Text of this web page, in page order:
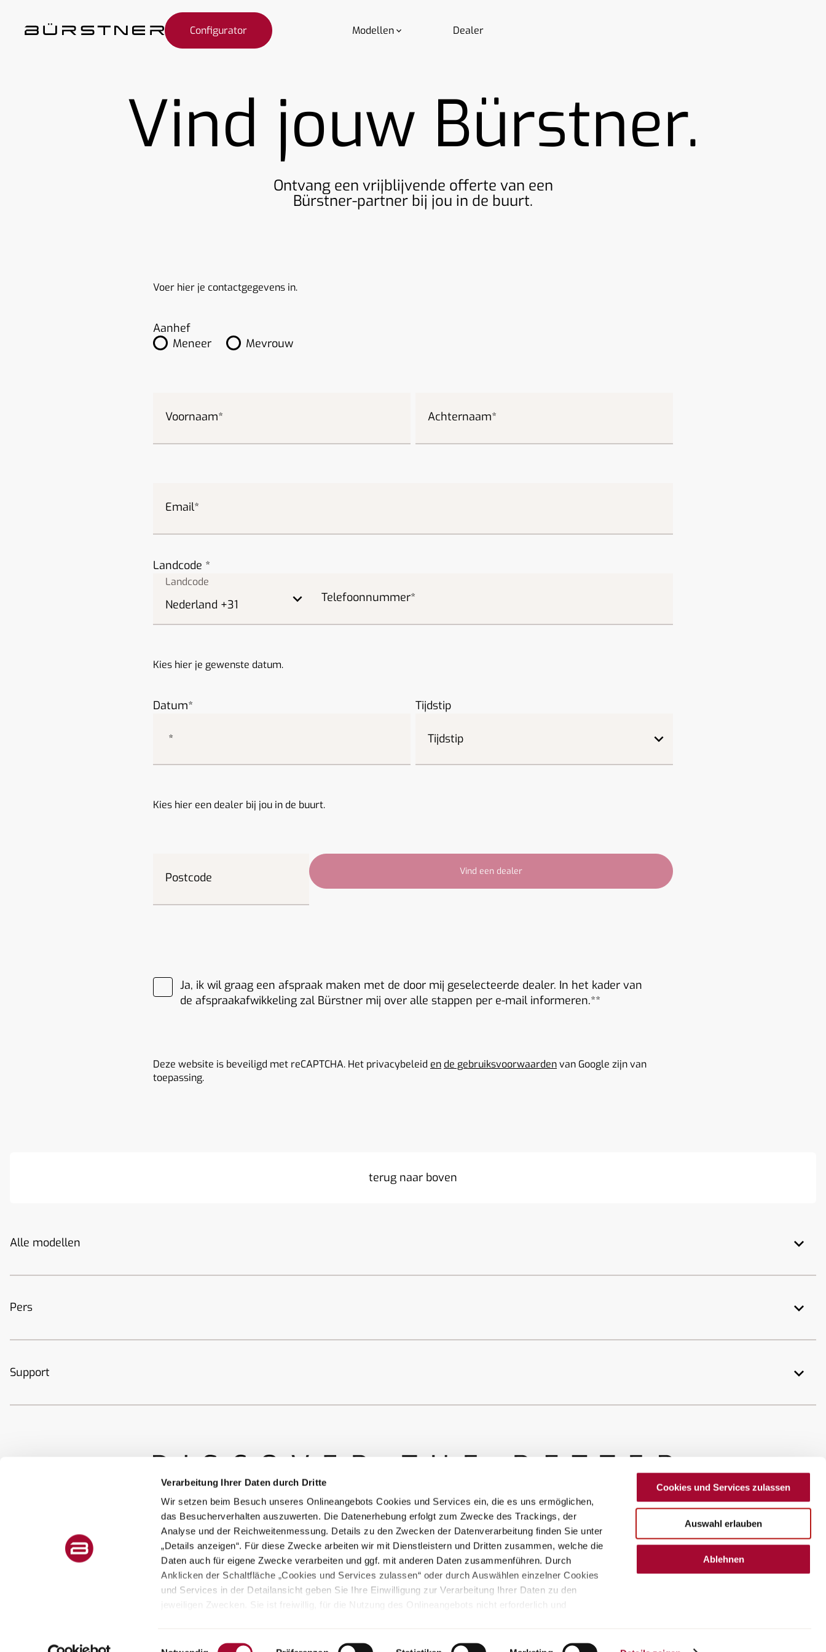
Verarbeitung Ihrer Daten durch Dritte
Wir setzen beim Besuch unseres Onlineangebots Cookies und Services ein, die es uns ermöglichen,
das Besucherverhalten auszuwerten. Die Datenerhebung erfolgt zum Zwecke des Trackings, der
Analyse und der Reichweitenmessung. Details zu den Zwecken der Datenverarbeitung finden Sie unter
„Details anzeigen“. Für diese Zwecke arbeiten wir mit Dienstleistern und Dritten zusammen, welche die
Daten auch für eigene Zwecke verarbeiten und ggf. mit anderen Daten zusammenführen. Durch
Anklicken der Schaltfläche „Cookies und Services zulassen“ oder durch Auswählen einzelner Cookies
und Services in der Detailansicht geben Sie Ihre Einwilligung zur Verarbeitung Ihrer Daten zu den
jeweiligen Zwecken. Sie ist freiwillig, für die Nutzung des Onlineangebots nicht erforderlich und
Einwilligungsauswahl
Cookies und Services zulassen
Auswahl erlauben
Ablehnen
Modellen Dealer
Configurator
Vind jouw Bürstner.
Ontvang een vrijblijvende offerte van een
Bürstner-partner bij jou in de buurt.
Voer hier je contactgegevens in.
Aanhef
Meneer
Mevrouw
Voornaam Achternaam
Email
Landcode
Telefoonnummer
Kies hier je gewenste datum.
Datum Tijdstip
Kies hier een dealer bij jou in de buurt.
Postcode Vind een dealer
Ja, ik wil graag een afspraak maken met de door mij geselecteerde dealer. In het kader van
de afspraakafwikkeling zal Bürstner mij over alle stappen per e-mail informeren.*
Deze website is beveiligd met reCAPTCHA. Het privacybeleid en de gebruiksvoorwaardenvan Google zijn van
toepassing.
terug naar boven
Alle modellen
Pers
Support
© Copyright Bürstner GmbH & Co. KG